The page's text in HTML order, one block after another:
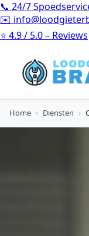
📞 24/7
✉️
⭐ 4.9 / 5.0 – Reviews
Home › Diensten ›